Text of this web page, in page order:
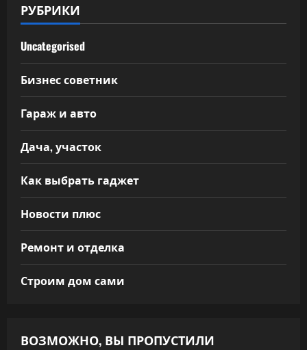
РУБРИКИ
Uncategorised
Бизнес советник
Гараж и авто
Дача, участок
Как выбрать гаджет
Новости плюс
Ремонт и отделка
Строим дом сами
ВОЗМОЖНО, ВЫ ПРОПУСТИЛИ